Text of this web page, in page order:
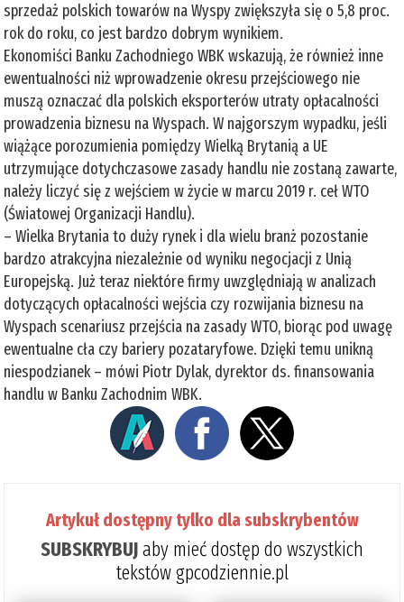
sprzedaż polskich towarów na Wyspy zwiększyła się o 5,8 proc.
rok do roku, co jest bardzo dobrym wynikiem.
Ekonomiści Banku Zachodniego WBK wskazują, że również inne
ewentualności niż wprowadzenie okresu przejściowego nie
muszą oznaczać dla polskich eksporterów utraty opłacalności
prowadzenia biznesu na Wyspach. W najgorszym wypadku, jeśli
wiążące porozumienia pomiędzy Wielką Brytanią a UE
utrzymujące dotychczasowe zasady handlu nie zostaną zawarte,
należy liczyć się z wejściem w życie w marcu 2019 r. ceł WTO
(Światowej Organizacji Handlu).
– Wielka Brytania to duży rynek i dla wielu branż pozostanie
bardzo atrakcyjna niezależnie od wyniku negocjacji z Unią
Europejską. Już teraz niektóre firmy uwzględniają w analizach
dotyczących opłacalności wejścia czy rozwijania biznesu na
Wyspach scenariusz przejścia na zasady WTO, biorąc pod uwagę
ewentualne cła czy bariery pozataryfowe. Dzięki temu unikną
niespodzianek – mówi Piotr Dylak, dyrektor ds. finansowania
handlu w Banku Zachodnim WBK.
Artykuł dostępny tylko dla subskrybentów
SUBSKRYBUJaby mieć dostęp do wszystkich
tekstów gpcodziennie.pl